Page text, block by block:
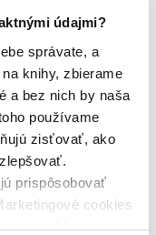
údajmi?
správate, a
knihy, zbierame
a bez nich by naša
používame
zisťovať, ako
prispôsobovať
cookies
reklamy.
dostupná (bez
- výborný stav
čítaná - mierne
titulov)čítané verzie